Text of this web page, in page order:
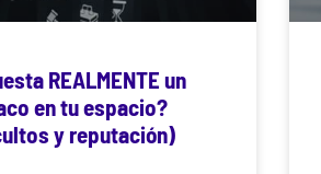
REALMENTE un
en tu espacio?
y reputación)